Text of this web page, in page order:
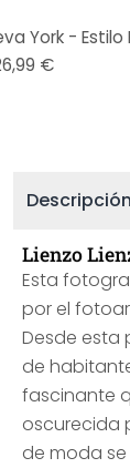
York - Estilo
€
Descripción
Lienzo
Esta
por el
Desde esta
de
fascinante
oscurecida
de moda